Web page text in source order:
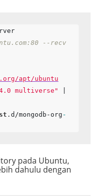
--recv
apt/ubuntu
multiverse"
.d/mongodb-org -
pada Ubuntu,
dahulu dengan